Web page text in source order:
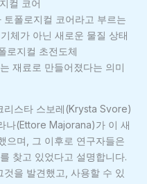
컬 코어
폴로지컬 코어라고 부르는
체가 아닌 새로운 물질 상태
로지컬 초전도체
재료로 만들어졌다는 의미
리스타 스보레(Krysta Svore)
나(Ettore Majorana)가 이 새
으며, 그 이후로 연구자들은
찾고 있었다고 설명합니다.
을 발견했고, 사용할 수 있